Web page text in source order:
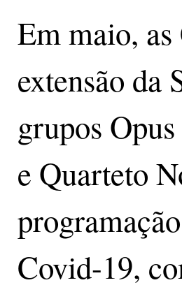
Em maio,
extensão da
grupos
e Quarteto
Covid-19,